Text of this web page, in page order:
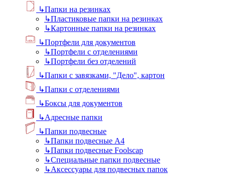
↳Папки на резинках
↳Пластиковые папки на резинках
↳Картонные папки на резинках
↳Портфели для документов
↳Портфели с отделениями
↳Портфели без отделений
↳Папки с завязками, "Дело", картон
↳Папки с отделениями
↳Боксы для документов
↳Адресные папки
↳Папки подвесные
↳Папки подвесные А4
↳Папки подвесные Foolscap
↳Специальные папки подвесные
↳Аксессуары для подвесных папок